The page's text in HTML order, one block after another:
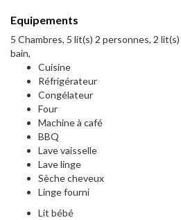
Equipements
5 Chambres, 5 lit(s) 2 personnes, 2
bain,
Cuisine
Réfrigérateur
Congélateur
Four
Machine à café
BBQ
Lave vaisselle
Lave linge
Sèche cheveux
Linge fourni
Lit bébé